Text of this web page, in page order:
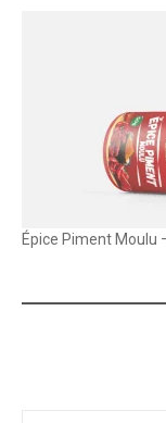
Épice Piment Moulu